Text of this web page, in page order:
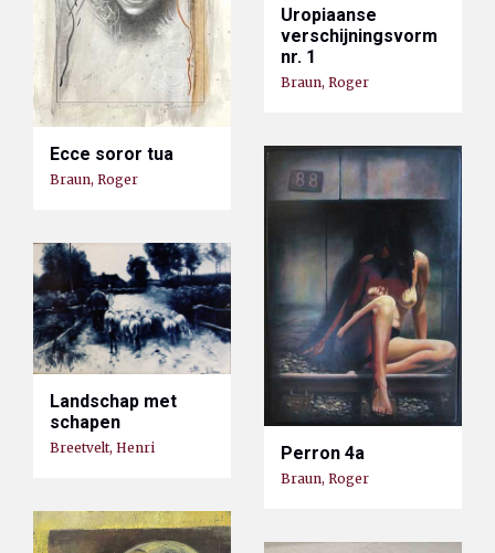
Uropiaanse
verschijningsvorm
nr. 1
Braun, Roger
Ecce soror tua
Braun, Roger
Perron 4a
Braun, Roger
Landschap met
schapen
Breetvelt, Henri